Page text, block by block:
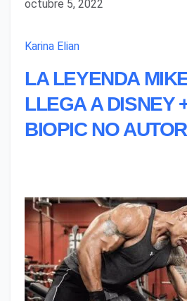
octubre 5, 2022
Karina Elian
LA LEYENDA
LLEGA A DISNEY
BIOPIC NO